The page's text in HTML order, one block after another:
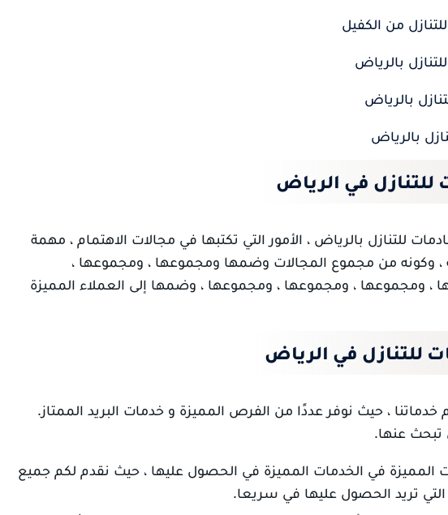
من الكفيل
بالرياض
بالرياض
بالرياض
للتنازل في الرياض
للتنازل بالرياض ، الأمور التي تكتبها في مجالات الاهتمام ، مهمة
، وكونه من مجموع المجالات وضمها ومجموعها ، ومجموعها ،
، ومجموعها ، ومجموعها ، ومجموعها ، وضمها إلى العملاء المميزة
للتنازل في الرياض
، حيث نوفر عددًا من الفرص المميزة و خدمات البريد الممتاز.
تبحث عنها.
المميزة في الخدمات المميزة في الحصول عليها ، حيث نقدم لكم جميع
التي تريد الحصول عليها في سريعا.